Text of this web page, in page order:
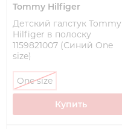
Tommy Hilfiger
Детский галстук Tommy
Hilfiger в полоску
1159821007 (Синий One
size)
One size
Купить